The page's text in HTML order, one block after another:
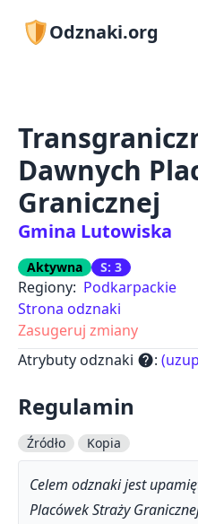
Odznaki.org
Dawnych
Granicznej
Gmina Lutowiska
Aktywna S: 3
Regiony: Podkarpackie
Strona odznaki
Zasugeruj zmiany
Atrybuty odznaki help:
Regulamin
Źródło Kopia
Celem odznaki jest
Placówek Straży